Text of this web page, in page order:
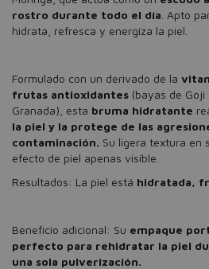
rostro durante todo el día . Apto
hidrata, refresca y energiza la piel.
Formulado con un derivado de la
frutas antioxidantes (bayas de Goji
Granada), esta bruma hidratante
la piel y la protege de las
contaminación. Su ligera textura en
efecto de piel apenas visible.
Resultados: La piel está hidratada,
Beneficio adicional: Su empaque
perfecto para rehidratar la piel
una sola pulverización.